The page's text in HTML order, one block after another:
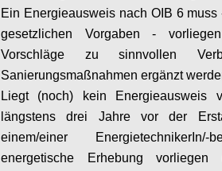
Ein Energieausweis nach OIB 6 muss
gesetzlichen Vorgaben -
Vorschläge zu sinnvollen
Sanierungsmaßnahmen ergänzt
Liegt (noch) kein Energieausweis
längstens drei Jahre vor der
einem/einer
EnergietechnikerIn/-
energetische Erhebung vorliegen